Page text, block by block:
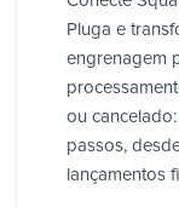
Pluga e
engrenagem
ou
passos,
lançamentos